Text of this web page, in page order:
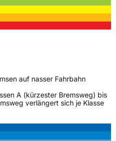
auf nasser Fahrbahn
A (kürzester Bremsweg) bis
verlängert sich je Klasse